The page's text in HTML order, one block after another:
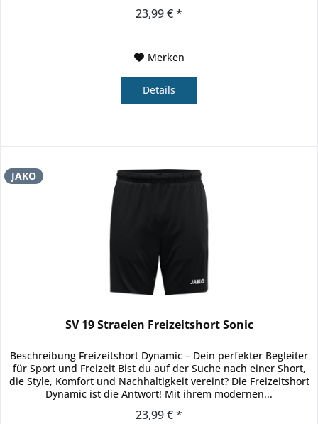
23,99 € *
Merken
Details
JAKO
SV 19 Straelen Freizeitshort Sonic
Beschreibung Freizeitshort Dynamic – Dein perfekter Begleiter
für Sport und Freizeit Bist du auf der Suche nach einer Short,
die Style, Komfort und Nachhaltigkeit vereint? Die Freizeitshort
Dynamic ist die Antwort! Mit ihrem modernen...
23,99 € *